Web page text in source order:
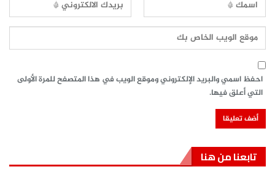
احفظ اسمي والبريد الإلكتروني وموقع الويب في هذا المتصفح للمرة الأولى
التي أعلق فيها.
تابعنا من هنا